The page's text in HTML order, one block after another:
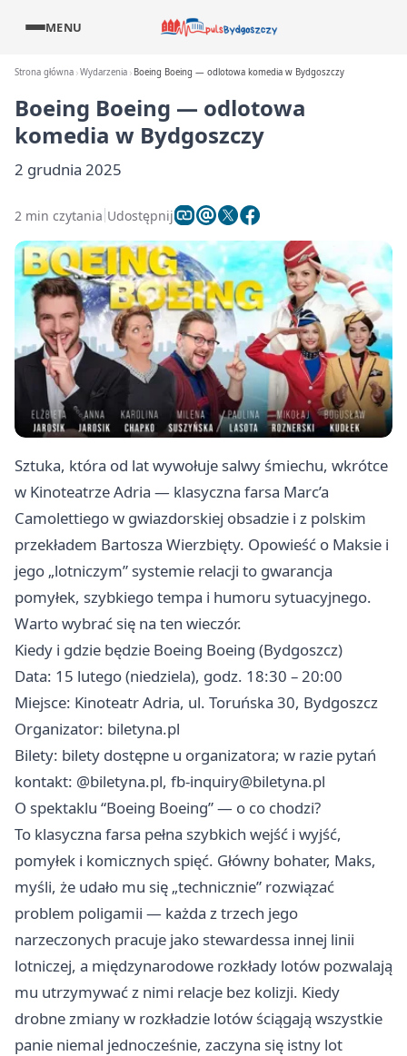
MENU
Strona główna Wydarzenia Boeing Boeing — odlotowa komedia w Bydgoszczy
Boeing Boeing — odlotowa
komedia w Bydgoszczy
2 grudnia 2025
2 min czytania Udostępnij
Sztuka, która od lat wywołuje salwy śmiechu, wkrótce
w Kinoteatrze Adria — klasyczna farsa Marc’a
Camolettiego w gwiazdorskiej obsadzie i z polskim
przekładem Bartosza Wierzbięty. Opowieść o Maksie i
jego „lotniczym” systemie relacji to gwarancja
pomyłek, szybkiego tempa i humoru sytuacyjnego.
Warto wybrać się na ten wieczór.
Kiedy i gdzie będzie Boeing Boeing (Bydgoszcz)
Data: 15 lutego (niedziela), godz. 18:30 – 20:00
Miejsce: Kinoteatr Adria, ul. Toruńska 30, Bydgoszcz
Organizator: biletyna.pl
Bilety: bilety dostępne u organizatora; w razie pytań
kontakt: @biletyna.pl, fb-inquiry@biletyna.pl
O spektaklu “Boeing Boeing” — o co chodzi?
To klasyczna farsa pełna szybkich wejść i wyjść,
pomyłek i komicznych spięć. Główny bohater, Maks,
myśli, że udało mu się „technicznie” rozwiązać
problem poligamii — każda z trzech jego
narzeczonych pracuje jako stewardessa innej linii
lotniczej, a międzynarodowe rozkłady lotów pozwalają
mu utrzymywać z nimi relacje bez kolizji. Kiedy
drobne zmiany w rozkładzie lotów ściągają wszystkie
panie niemal jednocześnie, zaczyna się istny lot